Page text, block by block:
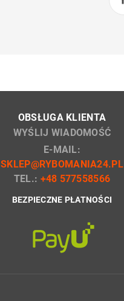
OBSŁUGA KLIENTA
WYŚLIJ WIADOMOŚĆ
E-MAIL:
SKLEP@RYBOMANIA24.PL
TEL.: +48 577558566
BEZPIECZNE PŁATNOŚCI